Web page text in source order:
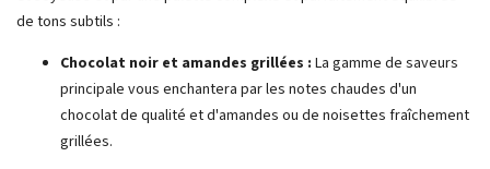
de tons subtils :
Chocolat noir et amandes grillées : La gamme de saveurs
principale vous enchantera par les notes chaudes d'un
chocolat de qualité et d'amandes ou de noisettes fraîchement
grillées.